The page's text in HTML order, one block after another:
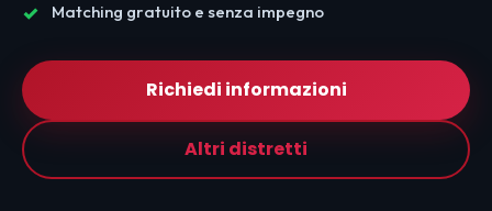
Matching gratuito e senza impegno
Richiedi informazioni
Altri distretti